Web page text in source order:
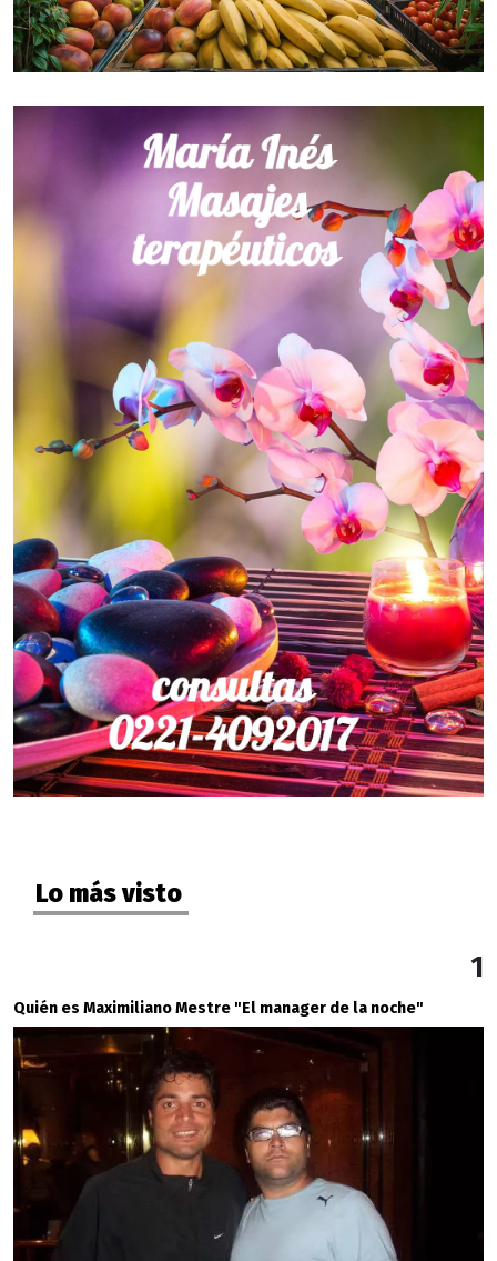
Lo más visto
1
Quién es Maximiliano Mestre "El manager de la noche"